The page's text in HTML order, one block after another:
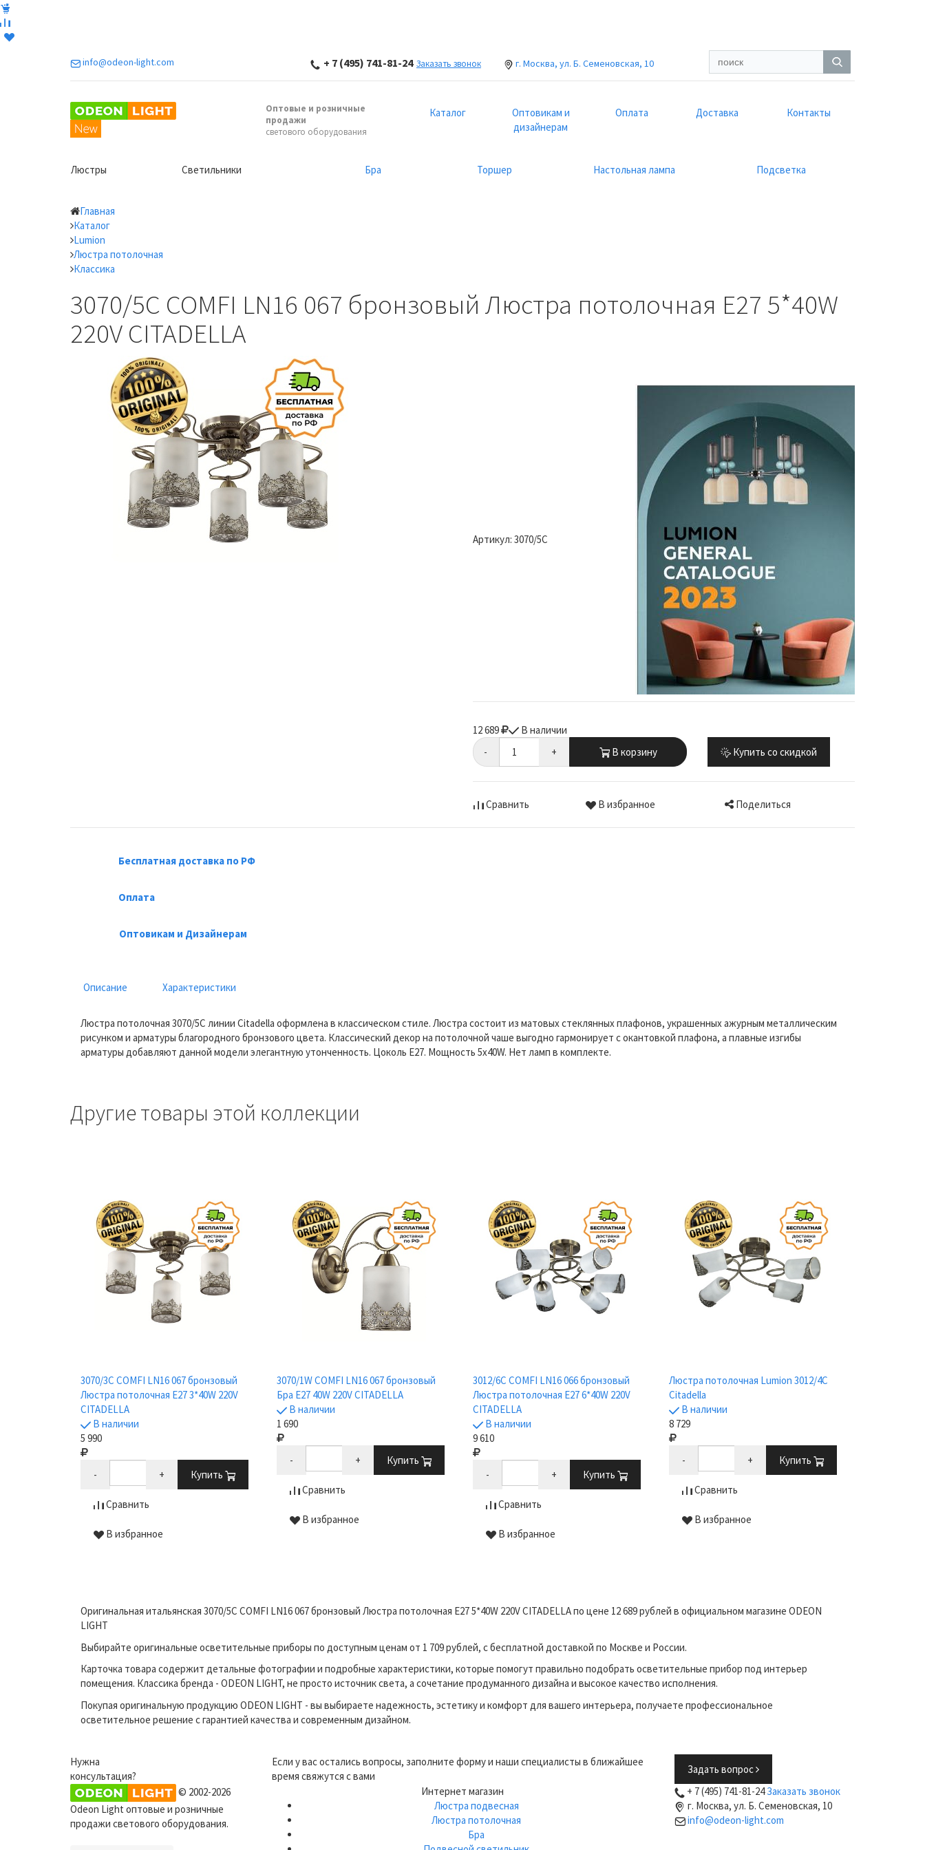
info@odeon-light.com + 7 (495) 741-81-24 Заказать звонок г. Москва, ул. Б. Семеновская, 10
Оптовые и розничные
продажи
светового оборудования
Каталог
Оптовикам и
дизайнерам
Оплата Доставка Контакты
Люстры Светильники Бра Торшер Настольная лампа Подсветка
Главная
Каталог
Lumion
Люстра потолочная
Классика
3070/5C COMFI LN16 067 бронзовый Люстра потолочная E27 5*40W
220V CITADELLA
Артикул: 3070/5C
12 689
В наличии
-
+ В корзину Купить со скидкой
Сравнить В избранное Поделиться
Бесплатная доставка по РФ
Оплата
Оптовикам и Дизайнерам
Описание Характеристики
Люстра потолочная 3070/5C линии Citadella оформлена в классическом стиле. Люстра состоит из матовых стеклянных плафонов, украшенных ажурным металлическим
рисунком и арматуры благородного бронзового цвета. Классический декор на потолочной чаше выгодно гармонирует с окантовкой плафона, а плавные изгибы
арматуры добавляют данной модели элегантную утонченность. Цоколь E27. Мощность 5x40W. Нет ламп в комплекте.
Другие товары этой коллекции
3070/3C COMFI LN16 067 бронзовый
Люстра потолочная E27 3*40W 220V
CITADELLA
В наличии
5 990
- + Купить
Сравнить
В избранное
3070/1W COMFI LN16 067 бронзовый
Бра E27 40W 220V CITADELLA
В наличии
1 690
- + Купить
Сравнить
В избранное
3012/6C COMFI LN16 066 бронзовый
Люстра потолочная E27 6*40W 220V
CITADELLA
В наличии
9 610
- + Купить
Сравнить
В избранное
Люстра потолочная Lumion 3012/4C
Citadella
В наличии
8 729
- + Купить
Сравнить
В избранное
Оригинальная итальянская 3070/5C COMFI LN16 067 бронзовый Люстра потолочная E27 5*40W 220V CITADELLA по цене 12 689 рублей в официальном магазине ODEON
LIGHT
Выбирайте оригинальные осветительные приборы по доступным ценам от 1 709 рублей, с бесплатной доставкой по Москве и России.
Карточка товара содержит детальные фотографии и подробные характеристики, которые помогут правильно подобрать осветительные прибор под интерьер
помещения. Классика бренда - ODEON LIGHT, не просто источник света, а сочетание продуманного дизайна и высокое качество исполнения.
Покупая оригинальную продукцию ODEON LIGHT - вы выбираете надежность, эстетику и комфорт для вашего интерьера, получаете профессиональное
осветительное решение с гарантией качества и современным дизайном.
Нужна
консультация?
Если у вас остались вопросы, заполните форму и наши специалисты в ближайшее
время свяжутся с вами
Задать вопрос
© 2002-2026
Odeon Light оптовые и розничные
продажи светового оборудования.
Интернет магазин
Люстра подвесная
Люстра потолочная
Бра
+ 7 (495) 741-81-24Заказать звонок
г. Москва, ул. Б. Семеновская, 10
info@odeon-light.com